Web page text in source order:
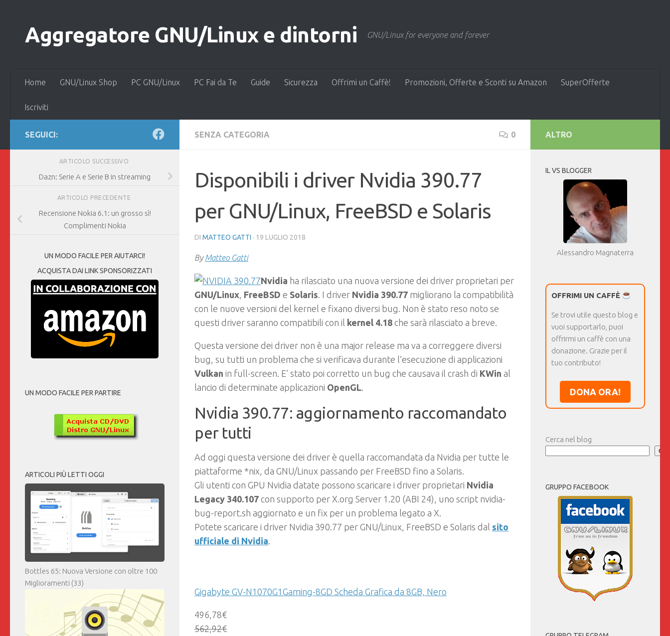
Aggregatore GNU/Linux e dintorni GNU/Linux for everyone and forever
Home GNU/Linux Shop PC GNU/Linux PC Fai da Te Guide Sicurezza Offrimi un Caffè! Promozioni, Offerte e Sconti su Amazon SuperOfferte
Iscriviti
SENZA CATEGORIA 0
Disponibili i driver Nvidia 390.77
per GNU/Linux, FreeBSD e Solaris
DI MATTEO GATTI · 19 LUGLIO 2018
ByMatteo Gatti
Nvidia ha rilasciato una nuova versione dei driver proprietari per
GNU/Linux, FreeBSD e Solaris. I driver Nvidia 390.77 migliorano la compatibilità
con le nuove versioni del kernel e fixano diversi bug. Non è stato reso noto se
questi driver saranno compatibili con il kernel 4.18 che sarà rilasciato a breve.
Questa versione dei driver non è una major release ma va a correggere diversi
bug, su tutti un problema che si verificava durante l’esecuzione di applicazioni
Vulkan in full-screen. E’ stato poi corretto un bug che causava il crash di KWin al
lancio di determinate applicazioni OpenGL.
Nvidia 390.77: aggiornamento raccomandato
per tutti
Ad oggi questa versione dei driver è quella raccomandata da Nvidia per tutte le
piattaforme *nix, da GNU/Linux passando per FreeBSD fino a Solaris.
Gli utenti con GPU Nvidia datate possono scaricare i driver proprietari Nvidia
Legacy 340.107 con supporto per X.org Server 1.20 (ABI 24), uno script nvidia-
bug-report.sh aggiornato e un fix per un problema legato a X.
Potete scaricare i driver Nvidia 390.77 per GNU/Linux, FreeBSD e Solaris dal sito
ufficiale di Nvidia.
Gigabyte GV-N1070G1Gaming-8GD Scheda Grafica da 8GB, Nero
496,78€
562,92€
SEGUICI:
ARTICOLO SUCCESSIVO
Dazn: Serie A e Serie B in streaming
ARTICOLO PRECEDENTE
Recensione Nokia 6.1: un grosso sì!
Complimenti Nokia
UN MODO FACILE PER AIUTARCI!
ACQUISTA DAI LINK SPONSORIZZATI
UN MODO FACILE PER PARTIRE
ARTICOLI PIÙ LETTI OGGI
Bottles 65: Nuova Versione con oltre 100
Miglioramenti (33)
ALTRO
IL VS BLOGGER
Alessandro Magnaterra
OFFRIMI UN CAFFÈ
Se trovi utile questo blog e
vuoi supportarlo, puoi
offrirmi un caffè con una
donazione. Grazie per il
tuo contributo!
DONA ORA!
Cerca nel blog
GRUPPO FACEBOOK